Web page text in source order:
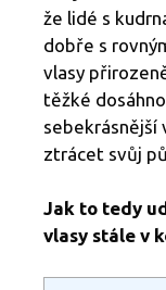
že lidé s
dobře s
vlasy
těžké
sebekrásnější
ztrácet svůj
Jak to tedy
vlasy stále v